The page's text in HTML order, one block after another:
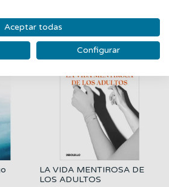
LA VIDA MENTIROSA DE
LOS ADULTOS
Aceptar todas
Configurar